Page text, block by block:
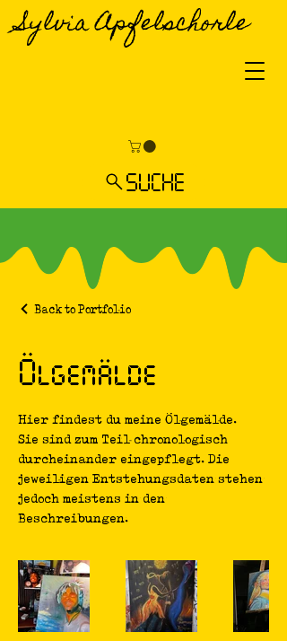
Sylvia Apfelschorle
SUCHE
Back to Portfolio
Ölgemälde
Hier findest du meine Ölgemälde.
Sie sind zum Teil chronologisch
durcheinander eingepflegt. Die
jeweiligen Entstehungsdaten stehen
jedoch meistens in den
Beschreibungen.